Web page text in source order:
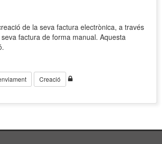
de la seva factura electrònica, a través
factura de forma manual. Aquesta
Creació